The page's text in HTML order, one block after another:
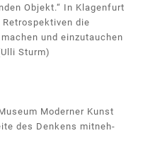
Objekt.“ In Klagenfurt
die
und einzutauchen
Sturm)
Mo­der­ner Kunst
des Den­kens mit­neh­